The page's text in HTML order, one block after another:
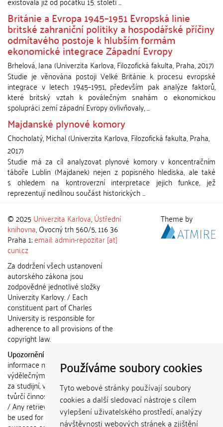
Používáme soubory cookies
Tyto webové stránky používají soubory
cookies a další sledovací nástroje s cílem
vylepšení uživatelského prostředí, analýzy
návštěvnosti webových stránek a zjištění
Británie a Evropa 1945–1951 Evropská linie
britské zahraniční politiky a hospodářské příčiny
odmítavého postoje k hlubším formám
ekonomické integrace Západní Evropy
Brhelová, Jana(Univerzita Karlova, Filozofická fakulta,Praha,2017)
Studie je věnována postoji Velké Británie k procesu evropské
integrace v letech 1945–1951, především pak analýze faktorů,
které britský vztah k poválečným snahám o ekonomickou
spolupráci zemí západní Evropy ovlivňovaly, ...
Majdanské plynové komory
Chocholatý, Michal(Univerzita Karlova, Filozofická fakulta,Praha,
2017)
Studie má za cíl analyzovat plynové komory v koncentračním
táboře Lublin (Majdanek) nejen z popisného hlediska, ale také
s ohledem na kontroverzní interpretace jejich funkce, jež
reprezentují nedílnou součást historických ...
© 2025 Univerzita Karlova,Ústřední
knihovna, Ovocný trh 560/5, 116 36
Praha 1;email: admin-repozitar [at]
cuni.cz
Za dodržení všech ustanovení
autorského zákona jsou
zodpovědné jednotlivé složky
Univerzity Karlovy. / Each
constituent part of Charles
University is responsible for
adherence to all provisions of the
copyright law.
Upozornění / Notice:
informace nemohou být použity k
výdělečným účelům nebo vydávány
za studijní, vědeckou nebo jinou
tvůrčí činnost jiné osoby než autora.
/ Any retrieved information shall not
be used for any commercial
Theme by